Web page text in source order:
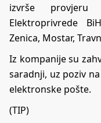
izvrše provjeru
Elektroprivrede
Zenica, Mostar,
Iz kompanije su
saradnji, uz poziv
elektronske pošte.
(TIP)